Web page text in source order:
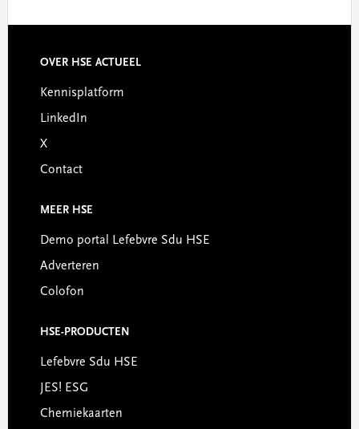
Footer
OVER HSE ACTUEEL
Kennisplatform
LinkedIn
X
Contact
MEER HSE
Demo portal Lefebvre Sdu HSE
Adverteren
Colofon
HSE-PRODUCTEN
Lefebvre Sdu HSE
JES! ESG
Chemiekaarten